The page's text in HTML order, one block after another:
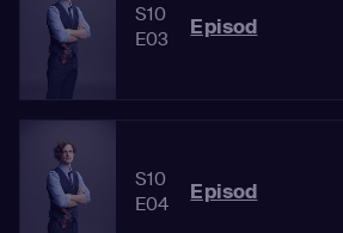
S10
E03
Episod
S10
E04
Episod